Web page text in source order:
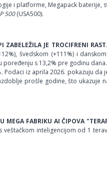
i platforme, Megapack baterije,
500(USA500).
ZABELEŽILA JE TROCIFRENI RAST
švedskom (+111%) i
poređenju s 13,2% pre godinu dana.
Podaci iz aprila 2026. pokazuju da
prošle godine, što ukazuje
MEGA FABRIKU AI ČIPOVA
inteligencijom od 1